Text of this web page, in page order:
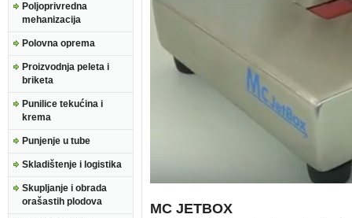
Poljoprivredna
mehanizacija
Polovna oprema
Proizvodnja peleta i
briketa
Punilice tekućina i
krema
Punjenje u tube
Skladištenje i logistika
Skupljanje i obrada
orašastih plodova
MC JETBOX